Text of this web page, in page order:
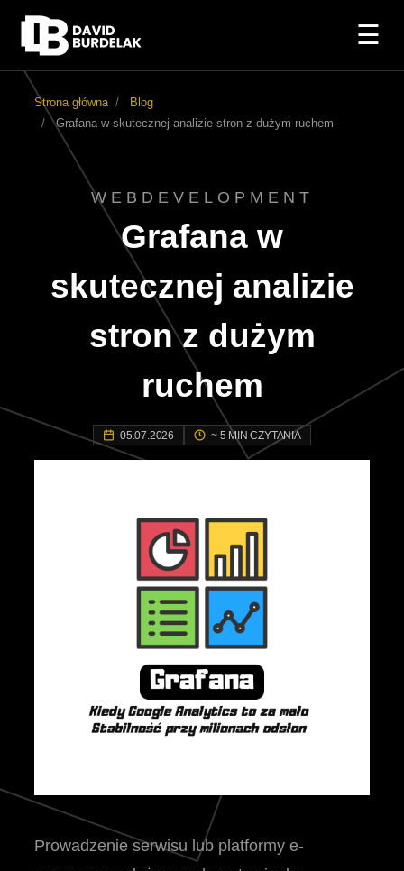
☰
Strona główna
Blog
Grafana w skutecznej analizie stron z dużym ruchem
WEBDEVELOPMENT
Grafana w
skutecznej analizie
stron z dużym
ruchem
05.07.2026 ~ 5 MIN CZYTANIA
Prowadzenie serwisu lub platformy e-